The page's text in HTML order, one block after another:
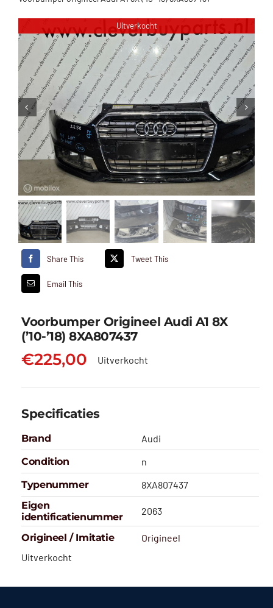
Uitverkocht
Share This Tweet This
Email This
Voorbumper Origineel Audi A1 8X
(’10-’18) 8XA807437
€225,00 Uitverkocht
Specificaties
Brand
Audi
Condition
n
Typenummer
8XA807437
Eigen
identificatienummer
2063
Origineel / Imitatie
Origineel
Uitverkocht